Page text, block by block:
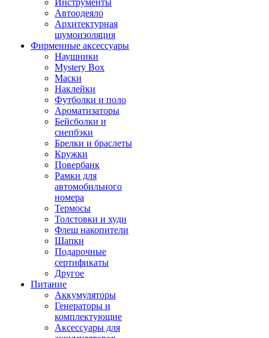
Инструменты
Автоодеяло
Архитектурная
шумоизоляция
Фирменные аксессуары
Наушники
Mystery Box
Маски
Наклейки
Футболки и поло
Ароматизаторы
Бейсболки и
снепбэки
Брелки и браслеты
Кружки
Повербанк
Рамки для
автомобильного
номера
Термосы
Толстовки и худи
Флеш накопители
Шапки
Подарочные
сертификаты
Другое
Питание
Аккумуляторы
Генераторы и
комплектующие
Аксессуары для